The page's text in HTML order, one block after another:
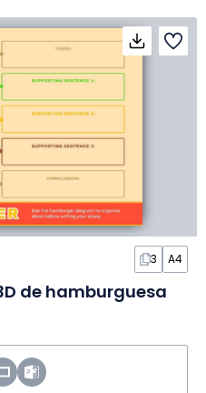
3 A4
de hamburguesa